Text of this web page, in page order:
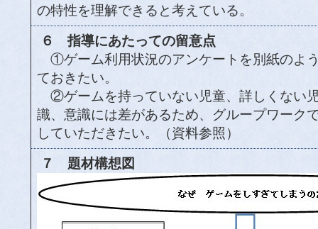
の特性を理解できると考えている。
６ 指導にあたっての留意点
①ゲーム利用状況のアンケートを別紙のよ
ておきたい。
②ゲームを持っていない児童、詳しくない
識、意識には差があるため、グループワーク
していただきたい。（資料参照）
７ 題材構想図